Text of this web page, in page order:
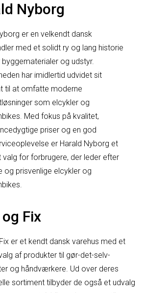
Nyborg
er en velkendt dansk
med et solidt ry og lang historie
byggematerialer og udstyr.
har imidlertid udvidet sit
til at omfatte moderne
som elcykler og
Med fokus på kvalitet,
priser og en god
er Harald Nyborg et
for forbrugere, der leder efter
og prisvenlige elcykler og
Fix
er et kendt dansk varehus med et
af produkter til gør-det-selv-
og håndværkere. Ud over deres
sortiment tilbyder de også et udvalg